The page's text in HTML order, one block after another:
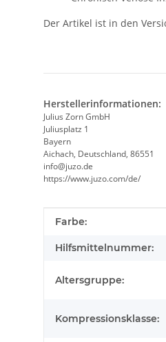
Der Artikel ist in den
Herstellerinformationen:
Julius Zorn GmbH
Juliusplatz 1
Bayern
Aichach, Deutschland, 86551
info@juzo.de
https://www.juzo.com/de/
Produkteigenschaft
Wert
Farbe:
Hilfsmittelnummer:
Altersgruppe:
Kompressionsklasse: